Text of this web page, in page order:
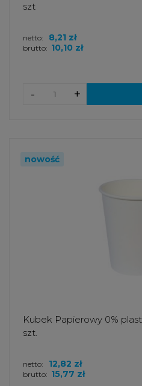
szt
brutto: 10,10 zł
netto: 8,21 zł
+
-
Kubek Papierowy 0%
szt.
brutto: 15,77 zł
netto: 12,82 zł
nowość